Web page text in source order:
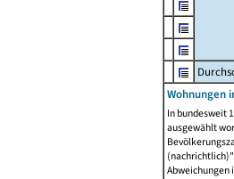
Wohnungen
In bundesweit
ausgewählt
Abweichungen